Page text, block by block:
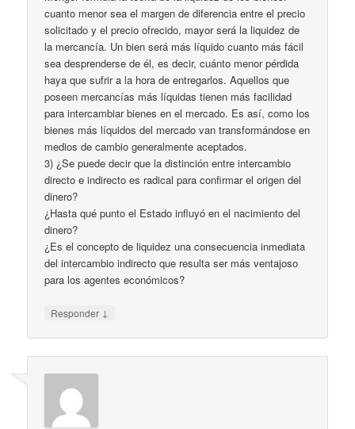
cuanto menor sea el margen de diferencia entre el precio
solicitado y el precio ofrecido, mayor será la liquidez de
la mercancía. Un bien será más líquido cuanto más fácil
sea desprenderse de él, es decir, cuánto menor pérdida
haya que sufrir a la hora de entregarlos. Aquellos que
poseen mercancías más líquidas tienen más facilidad
para intercambiar bienes en el mercado. Es así, como los
bienes más líquidos del mercado van transformándose en
medios de cambio generalmente aceptados.
3) ¿Se puede decir que la distinción entre intercambio
directo e indirecto es radical para confirmar el origen del
dinero?
¿Hasta qué punto el Estado influyó en el nacimiento del
dinero?
¿Es el concepto de liquidez una consecuencia inmediata
del intercambio indirecto que resulta ser más ventajoso
para los agentes económicos?
Responder ↓